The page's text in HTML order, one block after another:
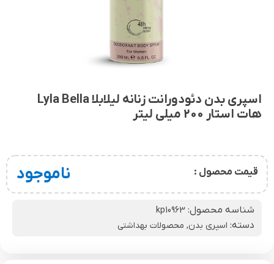
اسپری بدن دئودورانت زنانه لیلابلا Lyla Bella
هات استار 200 میلی لیتر
قیمت محصول : ناموجود
شناسه محصول: kp10963
دسته: اسپری بدن, محصولات بهداشتی